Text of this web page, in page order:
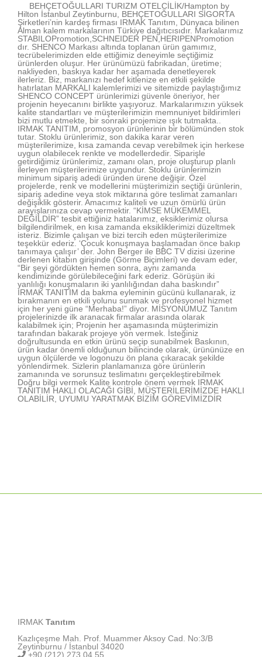
BEHÇETOĞULLARI TURIZM OTELCİLİK/Hampton by
Hilton İstanbul Zeytinburnu, BEHÇETOĞULLARI SİGORTA
Şirketleri’nin kardeş firması IRMAK Tanıtım, Dünyaca bilinen
Alman kalem markalarının Türkiye dağıtıcısıdır. Markalarımız
STABILOPromotion,SCHNEIDER PEN,HERIPENPromotion
dır. SHENCO Markası altında toplanan ürün gamımız,
tecrübelerimizden elde ettiğimiz deneyimle seçtiğimiz
ürünlerden oluşur. Her ürünümüzü fabrikadan, üretime;
nakliyeden, baskıya kadar her aşamada denetleyerek
ilerleriz. Biz, markanızı hedef kitlenize en etkili şekilde
hatırlatan MARKALI kalemlerimizi ve sitemizde paylaştığımız
SHENCO CONCEPT ürünlerimizi güvenle öneriyor, her
projenin heyecanını birlikte yaşıyoruz. Markalarımızın yüksek
kalite standartları ve müşterilerimizin memnuniyet bildirimleri
bizi mutlu etmekte, bir sonraki projemize ışık tutmakta..
IRMAK TANITIM, promosyon ürünlerinin bir bölümünden stok
tutar. Stoklu ürünlerimiz, son dakika karar veren
müşterilerimize, kısa zamanda cevap verebilmek için herkese
uygun olabilecek renkte ve modellerdedir. Siparişle
getirdiğimiz ürünlerimiz, zamanı olan, proje oluşturup planlı
ilerleyen müşterilerimize uygundur. Stoklu ürünlerimizin
minimum sipariş adedi üründen ürene değişir. Özel
projelerde, renk ve modellerini müşterimizin seçtiği ürünlerin,
sipariş adedine veya stok miktarına göre teslimat zamanları
değişiklik gösterir. Amacımız kaliteli ve uzun ömürlü ürün
arayışlarınıza cevap vermektir. “KİMSE MÜKEMMEL
DEĞİLDİR” tesbit ettiğiniz hatalarımız, eksiklerimiz olursa
bilgilendirilmek, en kısa zamanda eksikliklerimizi düzeltmek
isteriz. Bizimle çalışan ve bizi tercih eden müşterilerimize
teşekkür ederiz. ‘Çocuk konuşmaya başlamadan önce bakıp
tanımaya çalışır’ der. John Berger ile BBC TV dizisi üzerine
derlenen kitabın girişinde (Görme Biçimleri) ve devam eder,
“Bir şeyi gördükten hemen sonra, aynı zamanda
kendimizinde görülebileceğini fark ederiz. Görüşün iki
yanlılığı konuşmaların iki yanlılığından daha baskındır”
IRMAK TANITIM da bakma eyleminin gücünü kullanarak, iz
bırakmanın en etkili yolunu sunmak ve profesyonel hizmet
için her yeni güne “Merhaba!” diyor. MİSYONUMUZ Tanıtım
projelerinizde ilk aranacak firmalar arasında olarak
kalabilmek için; Projenin her aşamasında müşterimizin
tarafından bakarak projeye yön vermek. İsteğiniz
doğrultusunda en etkin ürünü seçip sunabilmek Baskının,
ürün kadar önemli olduğunun bilincinde olarak, ürününüze en
uygun ölçülerde ve logonuzu ön plana çıkaracak şekilde
yönlendirmek. Sizlerin planlamanıza göre ürünlerin
zamanında ve sorunsuz teslimatını gerçekleştirebilmek
Doğru bilgi vermek Kalite kontrole önem vermek IRMAK
TANITIM HAKLI OLACAĞI GİBİ, MÜŞTERİLERİMİZDE HAKLI
OLABİLİR, UYUMU YARATMAK BİZİM GÖREVİMİZDİR
IRMAK Tanıtım
Kazlıçeşme Mah. Prof. Muammer Aksoy Cad. No:3/B
Zeytinburnu / İstanbul 34020
+90 (212) 273 04 55